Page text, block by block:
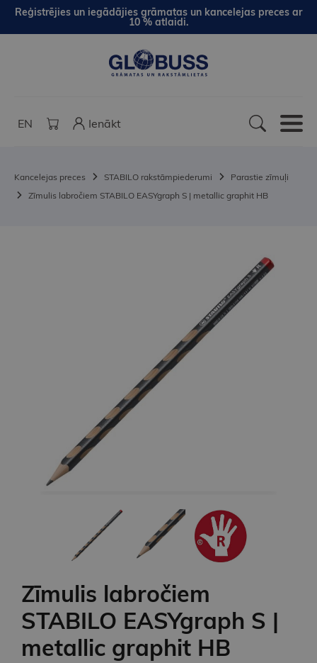
Reģistrējies un iegādājies grāmatas un kancelejas preces ar
10 % atlaidi.
EN Ienākt
Kancelejas preces STABILO rakstāmpiederumi
Parastie zīmuļi
Zīmulis labročiem STABILO EASYgraph S | metallic graphit HB
Zīmulis labročiem
STABILO EASYgraph S |
metallic graphit HB